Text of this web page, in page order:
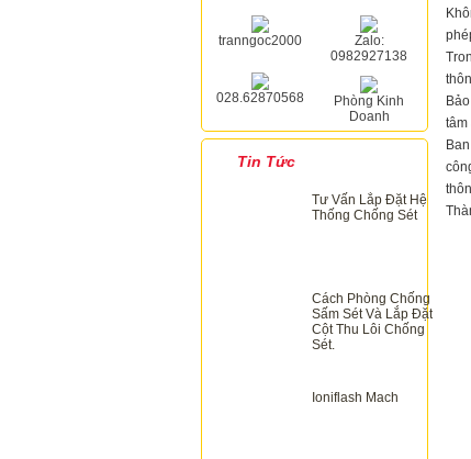
tranngoc2000
Zalo:
0982927138
028.62870568
Phòng Kinh
Doanh
Tin Tức
Tư Vấn Lắp Đặt Hệ
Thống Chống Sét
Cách Phòng Chống
Sấm Sét Và Lắp Đặt
Cột Thu Lôi Chống
Sét.
Ioniflash Mach
tâm